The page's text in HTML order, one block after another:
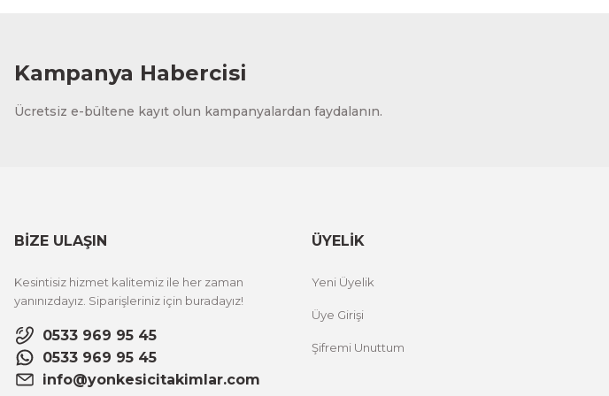
Kampanya Habercisi
Ücretsiz e-bültene kayıt olun kampanyalardan faydalanın.
BİZE ULAŞIN
Kesintisiz hizmet kalitemiz ile her zaman
yanınızdayız. Siparişleriniz için buradayız!
0533 969 95 45
0533 969 95 45
info@yonkesicitakimlar.com
ÜYELİK
Yeni Üyelik
Üye Girişi
Şifremi Unuttum